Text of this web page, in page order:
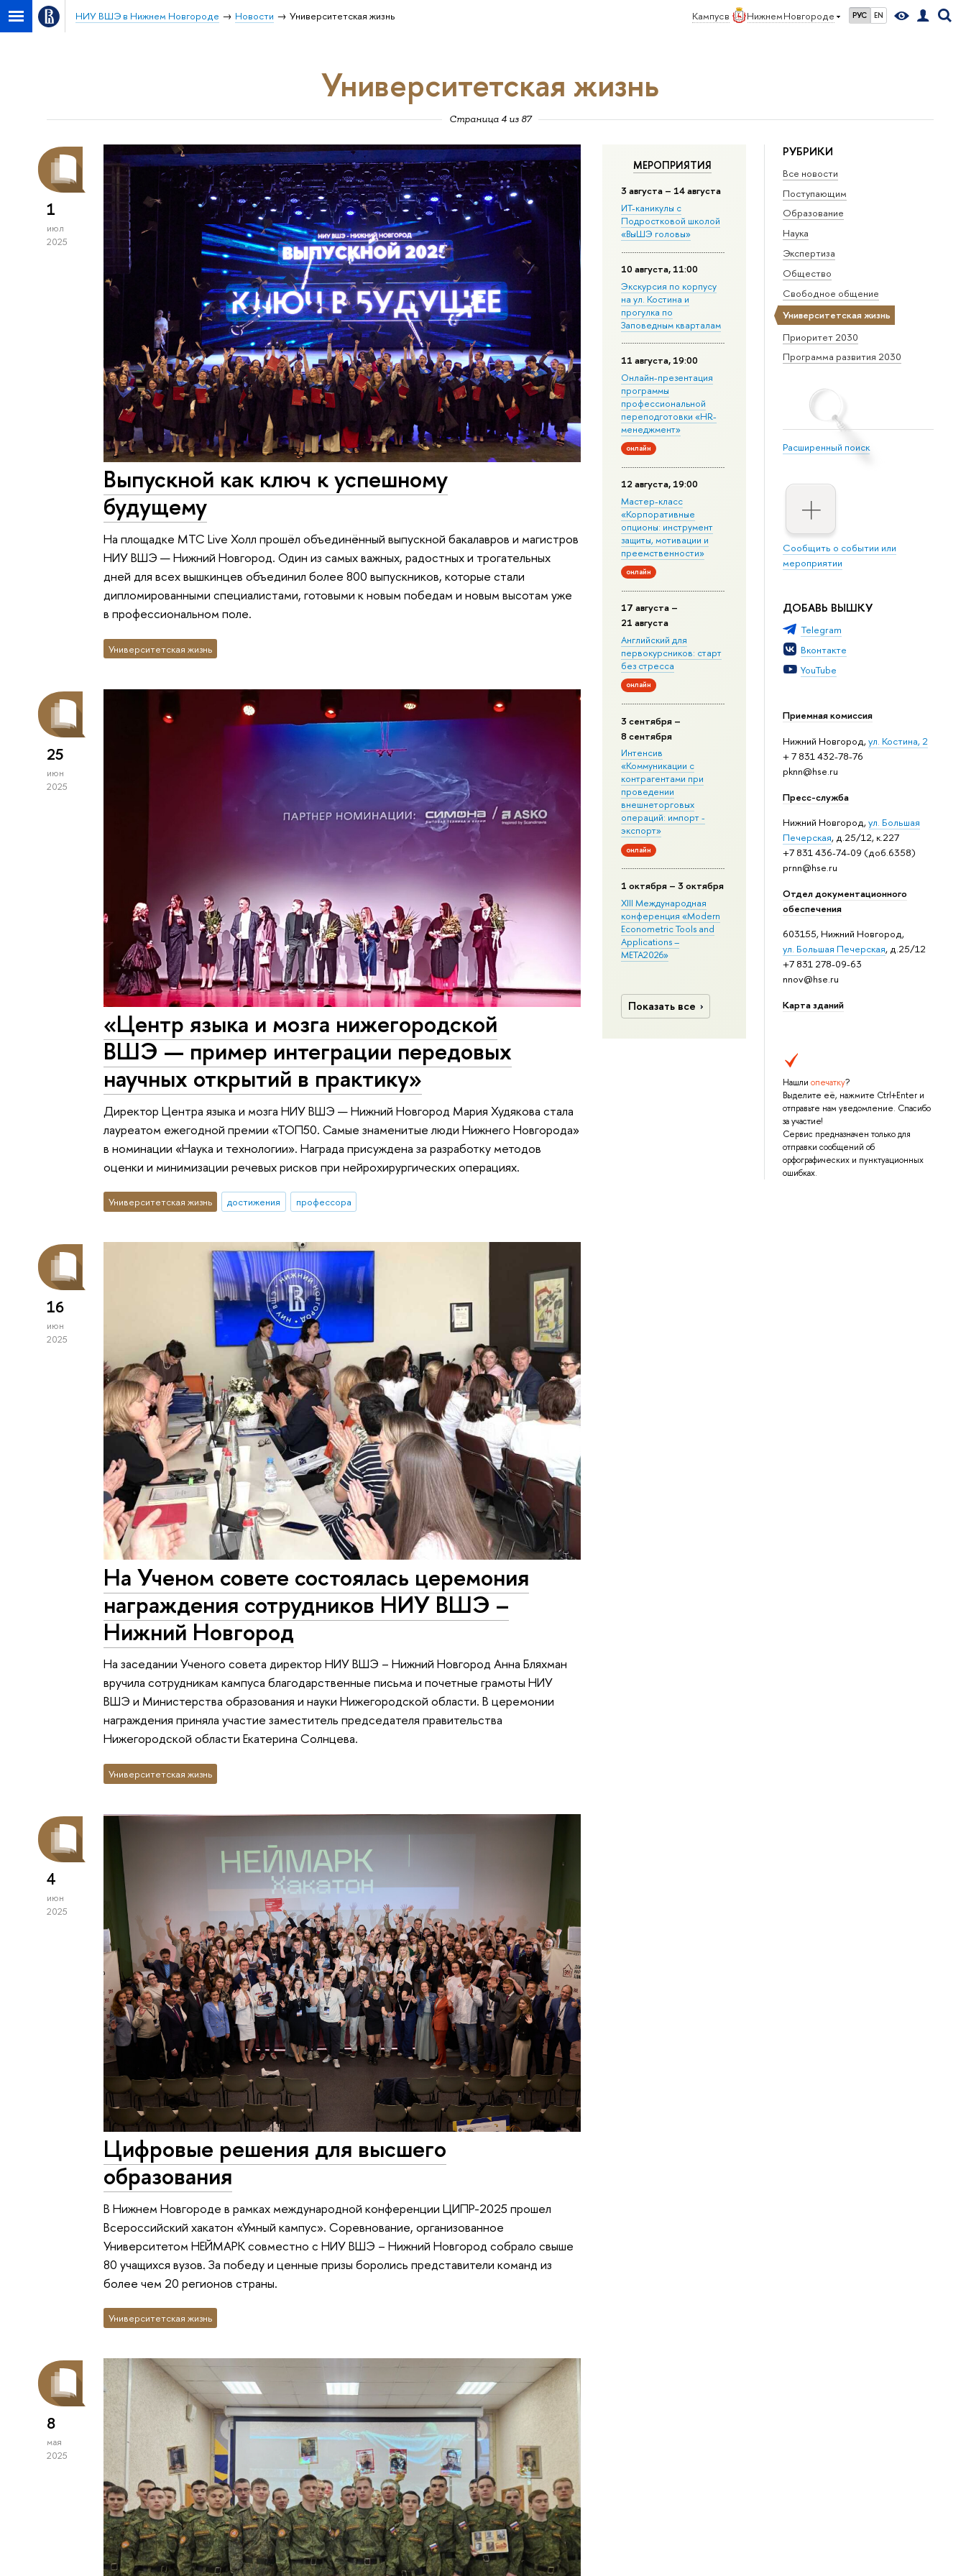
Кампус в Нижнем Новгороде РУС EN
НИУ ВШЭ в Нижнем Новгороде Новости Университетская жизнь
Университетская жизнь
Страница 4 из 87
РУБРИКИ
Все новости
Поступающим
Образование
Наука
Экспертиза
Общество
Свободное общение
Университетская жизнь
Приоритет 2030
Программа развития 2030
Расширенный поиск
Сообщить о событии или
мероприятии
ДОБАВЬ ВЫШКУ
Telegram
Вконтакте
YouTube
Приемная комиссия
Нижний Новгород,ул. Костина, 2
+ 7 831 432-78-76
pknn@hse.ru
Пресс-служба
Нижний Новгород,ул. Большая
Печерская, д.25/12, к.227
+7 831 436-74-09 (доб.6358)
prnn@hse.ru
Отдел документационного
обеспечения
603155, Нижний Новгород,
ул. Большая Печерская, д.25/12
+7 831 278-09-63
nnov@hse.ru
Карта зданий
Нашли опечатку?
Выделите её, нажмите Ctrl+Enter и
отправьте нам уведомление. Спасибо
за участие!
Сервис предназначен только для
отправки сообщений об
орфографических и пунктуационных
ошибках.
МЕРОПРИЯТИЯ
3 августа – 14 августа
ИТ-каникулы с
Подростковой школой
«ВыШЭ головы»
10 августа, 11:00
Экскурсия по корпусу
на ул. Костина и
прогулка по
Заповедным кварталам
11 августа, 19:00
Онлайн-презентация
программы
профессиональной
переподготовки «HR-
менеджмент»
онлайн
12 августа, 19:00
Мастер-класс
«Корпоративные
опционы: инструмент
защиты, мотивации и
преемственности»
онлайн
17 августа –
21 августа
Английский для
первокурсников: старт
без стресса
онлайн
3 сентября –
8 сентября
Интенсив
«Коммуникации с
контрагентами при
проведении
внешнеторговых
операций: импорт -
экспорт»
онлайн
1 октября – 3 октября
XIII Международная
конференция «Modern
Econometric Tools and
Applications –
META2026»
Показать все
1
июл
2025
Выпускной как ключ к успешному
будущему
На площадке МТС Live Холл прошёл объединённый выпускной бакалавров и магистров
НИУ ВШЭ — Нижний Новгород. Один из самых важных, радостных и трогательных
дней для всех вышкинцев объединил более 800 выпускников, которые стали
дипломированными специалистами, готовыми к новым победам и новым высотам уже
в профессиональном поле.
Университетская жизнь
25
июн
2025
«Центр языка и мозга нижегородской
ВШЭ — пример интеграции передовых
научных открытий в практику»
Директор Центра языка и мозга НИУ ВШЭ — Нижний Новгород Мария Худякова стала
лауреатом ежегодной премии «ТОП50. Самые знаменитые люди Нижнего Новгорода»
в номинации «Наука и технологии». Награда присуждена за разработку методов
оценки и минимизации речевых рисков при нейрохирургических операциях.
Университетская жизнь достижения профессора
16
июн
2025
На Ученом совете состоялась церемония
награждения сотрудников НИУ ВШЭ –
Нижний Новгород
На заседании Ученого совета директор НИУ ВШЭ – Нижний Новгород Анна Бляхман
вручила сотрудникам кампуса благодарственные письма и почетные грамоты НИУ
ВШЭ и Министерства образования и науки Нижегородской области. В церемонии
награждения приняла участие заместитель председателя правительства
Нижегородской области Екатерина Солнцева.
Университетская жизнь
4
июн
2025
Цифровые решения для высшего
образования
В Нижнем Новгороде в рамках международной конференции ЦИПР-2025 прошел
Всероссийский хакатон «Умный кампус». Соревнование, организованное
Университетом НЕЙМАРК совместно с НИУ ВШЭ – Нижний Новгород собрало свыше
80 учащихся вузов. За победу и ценные призы боролись представители команд из
более чем 20 регионов страны.
Университетская жизнь
8
мая
2025